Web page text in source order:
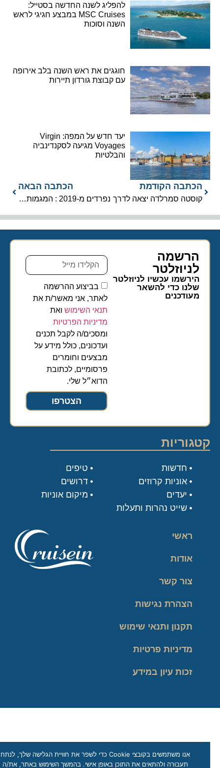
להפליג לשנה החדשה בסטייל:
MSC Cruises במבצע חגיגי לראש
השנה וסוכות
חוגגים את ראש השנה בלב אירופה
עם קבוצת גורדון תיירות
יעד חדש על המפה: Virgin
Voyages מגיעה לסקנדינביה
והבלטיות
הכתבה הקודמת
קוסטה סמרלדה יצאה לדרך
הכתבה הבאה
נפרדים מ-2019 : המגמות שליוו אותנו במהלך השנה
הרשמה
לניוזלטר​
הירשמו עכשיו לניוזלטר
שלנו כדי להשאר
מעודכנים
בביצוע ההרשמה
לאתר, אני מאשר/ת את
תנאי השימושואת
מדיניות הפרטיות
ומסכים/ה לקבל תכנים
ועדכונים, כולל מידע על
מבצעים וחומרים
פרסומיים, לכתובת
הדוא״ל שלי.
הצטרפו
ראשי
אודות
צור קשר
הצהרת נגישות
תקנון ותנאי שימוש
מדיניות פרטיות
זכות עיון במידע
קטגוריות
טיפים
דרושים
מיקום אוניות
חדשות
אוניות קרוזים
יעדים
שייט נהרות ותעלות
אנו משתמשים בקובצי Cookie כדי לשפר את חוויית הגלישה שלך, לנתח
תעבורה ולהתאים את התוכן באופן אישי. בהמשך השימוש באתר, את/ה